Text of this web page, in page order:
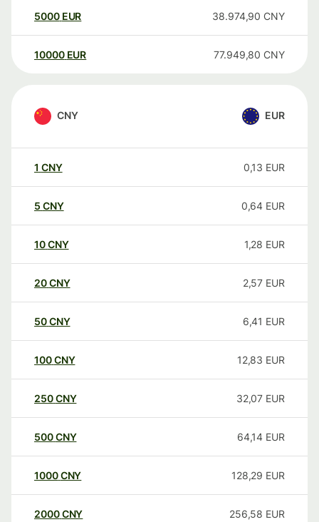
5000 EUR 38.974,90 CNY
10000 EUR 77.949,80 CNY
CNY EUR
1 CNY 0,13 EUR
5 CNY 0,64 EUR
10CNY 1,28 EUR
20CNY 2,57 EUR
50CNY 6,41 EUR
100CNY 12,83 EUR
250CNY 32,07 EUR
500CNY 64,14 EUR
1000CNY 128,29 EUR
2000CNY 256,58 EUR